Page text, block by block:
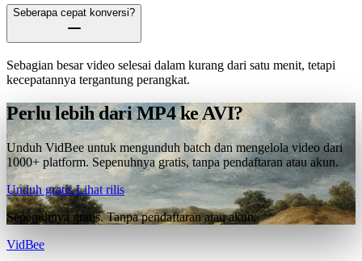
Seberapa cepat konversi?
Sebagian besar video selesai dalam kurang dari satu menit, tetapi
kecepatannya tergantung perangkat.
Perlu lebih dari MP4 ke AVI?
Unduh VidBee untuk mengunduh batch dan mengelola video dari
1000+ platform. Sepenuhnya gratis, tanpa pendaftaran atau akun.
Unduh gratisLihat rilis
Sepenuhnya gratis. Tanpa pendaftaran atau akun.
VidBee